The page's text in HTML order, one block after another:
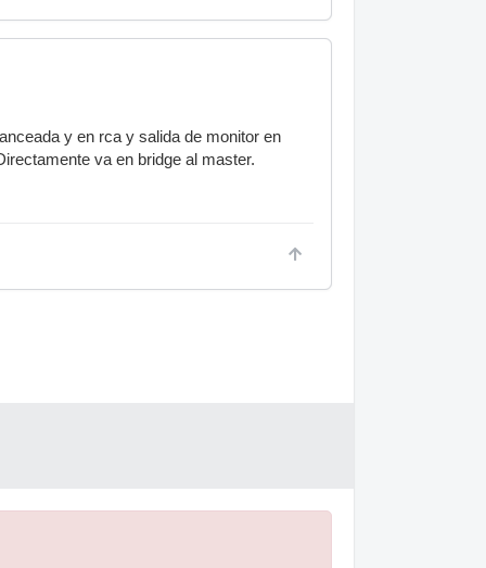
y en rca y salida de monitor en
va en bridge al master.